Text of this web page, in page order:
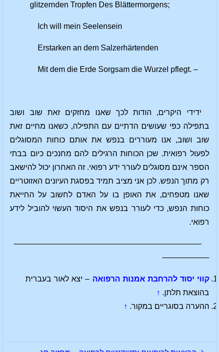
glitzernden Tropfen Des Blättermorgens;
Ich will mein Seelensein
Erstarken an dem Salzerhärtenden
Mit dem die Erde Sorgsam die Wurzel pflegt. –
ידידי היקרים, הודות לכך שאנו מחזקים זאת שוב ושוב
בתפילה כפי שעושים הדתיים עם התפילה, כשאנו מחיים זאת
שוב ושוב, אנו מעוררים בנפש את אותם כוחות המסוגלים
לפעול רפואית. שכן הכוחות הרגילים להם מחנכים כיום בבתי
הספר אינם מסוגלים לעורר ידע רפואי. זה האחרון יכול להישאב
רק מתוך הנפש. לכן אני מציב תמיד בפסגת העיונים האזוטריים
שאנו מטפחים, את האופן בו על האדם לחשוב על החייאת
כוחות הנפש, כדי לעורר בנפש את היסוד העשוי להוביל לידע
רפואי.
————————————————————————
——————
קווי יסוד להרחבת אמנות הרפואה – יצא לאור בעברית
בהוצאת תלתן. ↑
ההערה בסוגריים במקור. ↑